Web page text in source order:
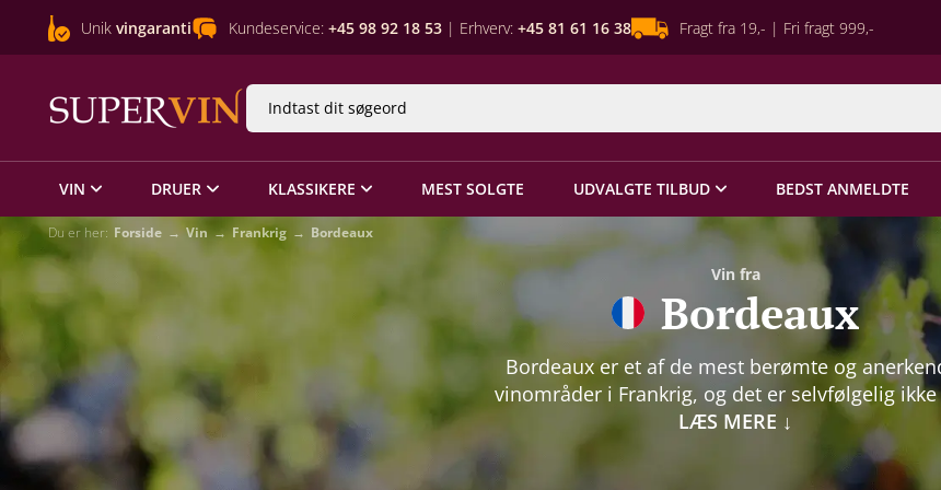
Unik vingaranti Kundeservice: +45 98 92 18 53 | Erhverv: +45 81 61 16 38 Fragt fra 19,- | Fri fragt 999,-
VIN DRUER KLASSIKERE MEST SOLGTE UDVALGTE TILBUD BEDST ANMELDTE
Du er her: Forside Vin Frankrig Bordeaux
Vin fra
Bordeaux
Bordeaux er et af de mest berømte og
vinområder i Frankrig, og det er selvfølgelig
tilfældigt. Bordeaux-rødvin er altid yderst
høj kvalitet, og som kunde bliver du aldrig skuffet.
er dog, at kvalitet koster. Faktisk ofte så meget, at
LÆS MERE ↓